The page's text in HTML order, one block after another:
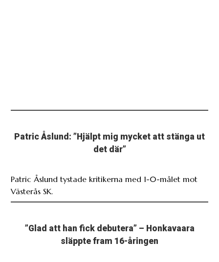
Patric Åslund: ”Hjälpt mig mycket att stänga ut
det där”
Patric Åslund tystade kritikerna med 1-0-målet mot
Västerås SK.
”Glad att han fick debutera” – Honkavaara
släppte fram 16-åringen